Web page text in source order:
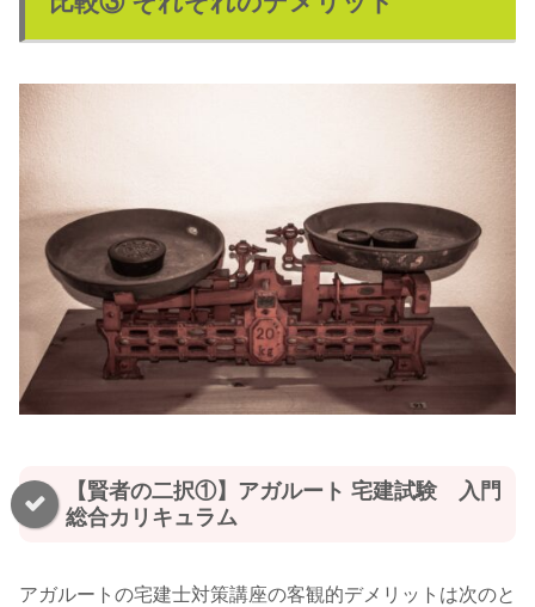
【賢者の二択①】アガルート 宅建試験 入門
総合カリキュラム
アガルートの宅建士対策講座の客観的デメリットは次のと